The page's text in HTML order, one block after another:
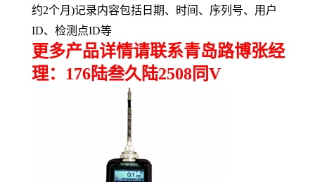
约2个月 )记录内容包括日期、时间、序列号、用户
ID、检测点ID等
更多产品详情请联系青岛路博张经
理：176陆叁久陆2508同V